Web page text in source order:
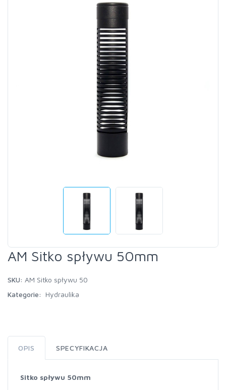
AM Sitko spływu 50mm
SKU: AM Sitko spływu 50
Kategorie:
Hydraulika
OPIS SPECYFIKACJA
Sitko spływu 50mm